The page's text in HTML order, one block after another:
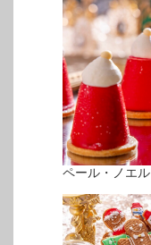
ペール・ノエル